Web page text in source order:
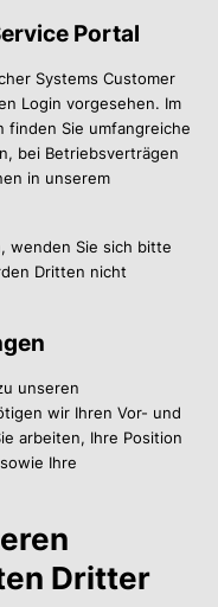
Portal
Systems Customer
Login vorgesehen. Im
finden Sie umfangreiche
bei Betriebsverträgen
in unserem
wenden Sie sich bitte
Dritten nicht
unseren
wir Ihren Vor- und
arbeiten, Ihre Position
Ihre
Dritter